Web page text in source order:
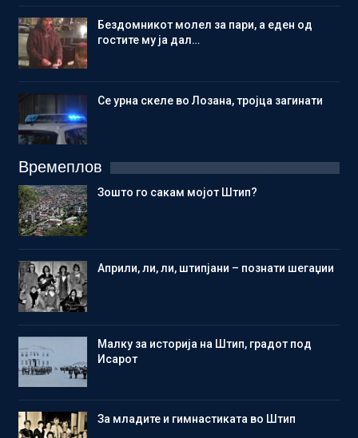
Бездомникот молел за пари, а еден од
гостите му ја дал…
Се урна скеле во Лозана, тројца загинати
Времеплов
Зошто го сакам мојот Штип?
Aприли, ли, ли, штипјани – познати шегаџии
Малку за историја на Штип, градот под
Исарот
Зa младите и гимнастиката во Штип